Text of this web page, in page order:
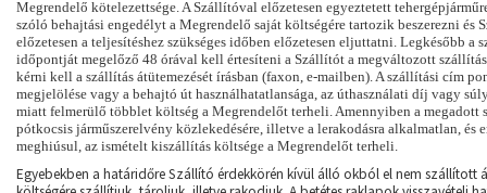
Megrendelő kötelezettsége. A Szállítóval előzetesen egyeztetett
szóló behajtási engedélyt a Megrendelő saját költségére tartozik beszerezni és
előzetesen a teljesítéshez szükséges időben előzetesen eljuttatni. Legkésőbb a
időpontját megelőző 48 órával kell értesíteni a Szállítót a megváltozott
kérni kell a szállítás átütemezését írásban (faxon, e-mailben). A szállítási cím
megjelölése vagy a behajtó út használhatatlansága, az úthasználati díj vagy
miatt felmerülő többlet költség a Megrendelőt terheli. Amennyiben a megadott
pótkocsis járműszerelvény közlekedésére, illetve a lerakodásra alkalmatlan, és
meghiúsul, az ismételt kiszállítás költsége a Megrendelőt terheli.
Egyebekben a határidőre Szállító érdekkörén kívül álló okból el nem szállított